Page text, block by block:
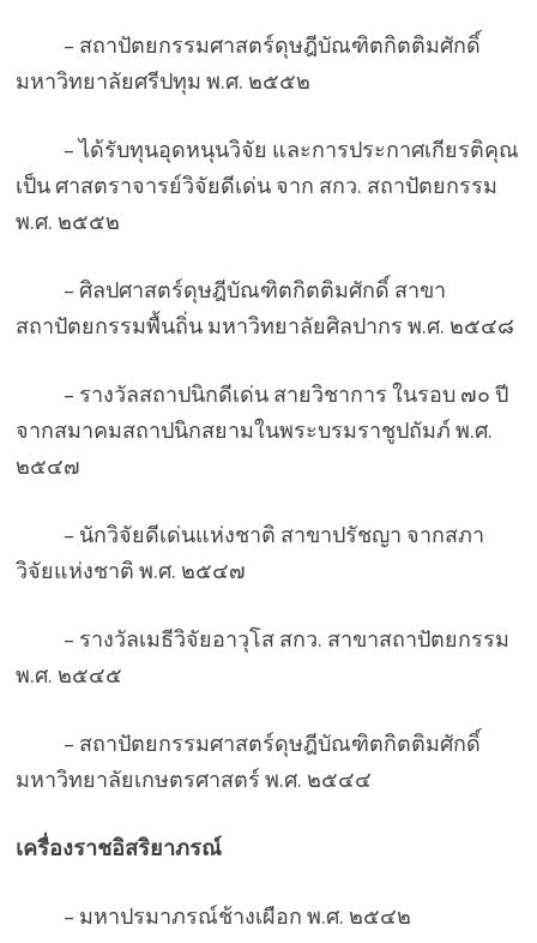
– สถาปัตยกรรมศาสตร์ดุษฎีบัณฑิตกิตติมศักดิ์
มหาวิทยาลัยศรีปทุม พ.ศ. ๒๕๕๒
– ได้รับทุนอุดหนุนวิจัย และการประกาศเกียรติคุณ
เป็น ศาสตราจารย์วิจัยดีเด่น จาก สกว. สถาปัตยกรรม
พ.ศ. ๒๕๕๒
– ศิลปศาสตร์ดุษฎีบัณฑิตกิตติมศักดิ์ สาขา
สถาปัตยกรรมพื้นถิ่น มหาวิทยาลัยศิลปากร พ.ศ. ๒๕๔๘
– รางวัลสถาปนิกดีเด่น สายวิชาการ ในรอบ ๗๐ ปี
จากสมาคมสถาปนิกสยามในพระบรมราชูปถัมภ์ พ.ศ.
๒๕๔๗
– นักวิจัยดีเด่นแห่งชาติ สาขาปรัชญา จากสภา
วิจัยแห่งชาติ พ.ศ. ๒๕๔๗
– รางวัลเมธีวิจัยอาวุโส สกว. สาขาสถาปัตยกรรม
พ.ศ. ๒๕๔๕
– สถาปัตยกรรมศาสตร์ดุษฎีบัณฑิตกิตติมศักดิ์
มหาวิทยาลัยเกษตรศาสตร์ พ.ศ. ๒๕๔๔
เครื่องราชอิสริยาภรณ์
– มหาปรมาภรณ์ช้างเผือก พ.ศ. ๒๕๔๒